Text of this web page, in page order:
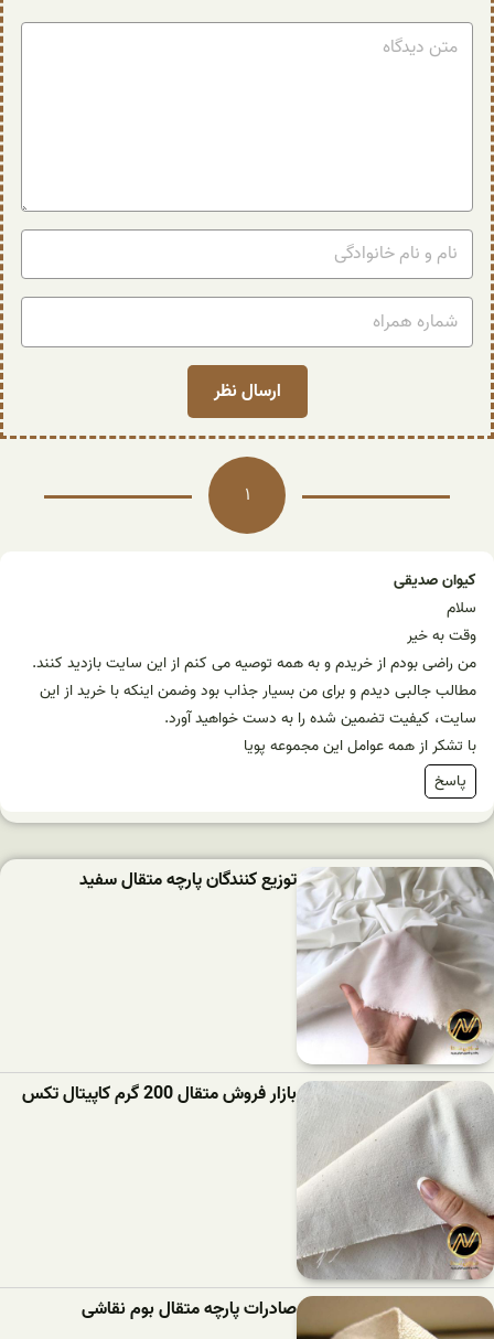
1
کیوان صدیقی
سلام
وقت به خیر
من راضی بودم از خریدم و به همه توصیه می کنم از این سایت بازدید کنند.
مطالب جالبی دیدم و برای من بسیار جذاب بود وضمن اینکه با خرید از این
سایت، کیفیت تضمین شده را به دست خواهید آورد.
با تشکر از همه عوامل این مجموعه پویا
پاسخ
توزیع کنندگان پارچه متقال سفید
بازار فروش متقال 200 گرم کاپیتال تکس
صادرات پارچه متقال بوم نقاشی